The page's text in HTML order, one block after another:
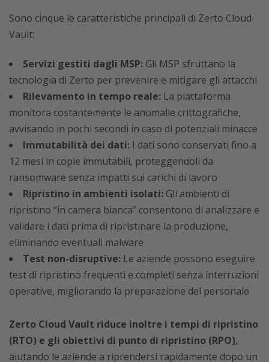
Sono cinque le caratteristiche principali di Zerto Cloud
Vault:
Servizi gestiti dagli MSP: Gli MSP sfruttano la
tecnologia di Zerto per prevenire e mitigare gli attacchi
Rilevamento in tempo reale: La piattaforma
monitora costantemente le anomalie crittografiche,
avvisando in pochi secondi in caso di potenziali minacce
Immutabilità dei dati: I dati sono conservati fino a
12 mesi in copie immutabili, proteggendoli da
ransomware senza impatti sui carichi di lavoro
Ripristino in ambienti isolati: Gli ambienti di
ripristino “in camera bianca” consentono di analizzare e
validare i dati prima di ripristinare la produzione,
eliminando eventuali malware
Test non-disruptive: Le aziende possono eseguire
test di ripristino frequenti e completi senza interruzioni
operative, migliorando la preparazione del personale
Zerto Cloud Vault riduce inoltre i tempi di ripristino
(RTO) e gli obiettivi di punto di ripristino (RPO),
aiutando le aziende a riprendersi rapidamente dopo un